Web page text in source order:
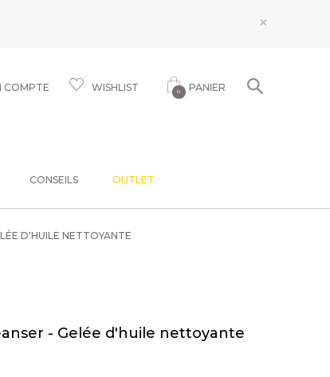
×
COMPTE WISHLIST 0 PANIER
CONSEILS OUTLET
D'HUILE NETTOYANTE
- Gelée d'huile nettoyante